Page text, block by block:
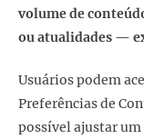
volume de
ou atualidades —
Usuários podem
Preferências de
possível ajustar